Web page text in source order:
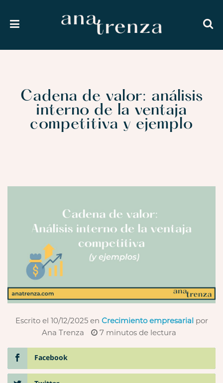
Cadena de valor: análisis
interno de la ventaja
competitiva y ejemplo
Escrito el 10/12/2025en Crecimiento empresarial por
Ana Trenza
7 minutos de lectura
Facebook